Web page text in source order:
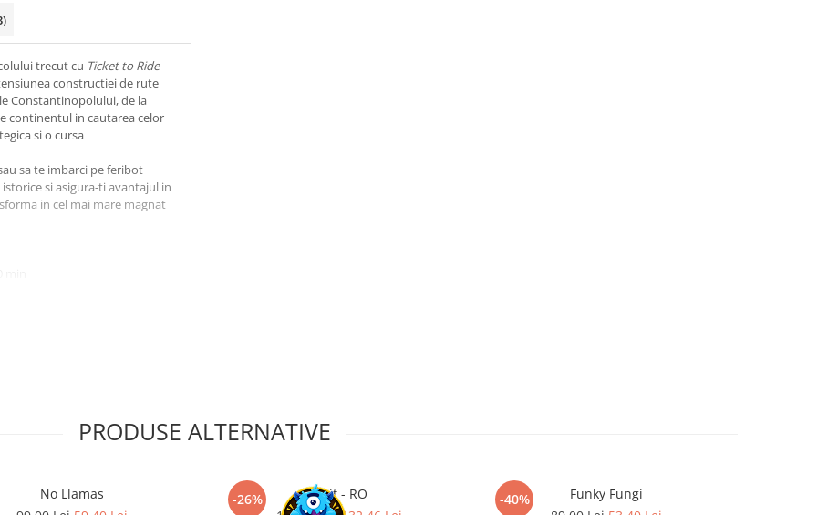
trecut cu Ticket to Ride
constructiei de rute
Constantinopolului, de la
continentul in cautarea celor
si o cursa
sa te imbarci pe feribot
si asigura-ti avantajul in
in cel mai mare magnat
PRODUSE ALTERNATIVE
No Llamas
-26%
Dixit - RO
-40%
Funky Fungi